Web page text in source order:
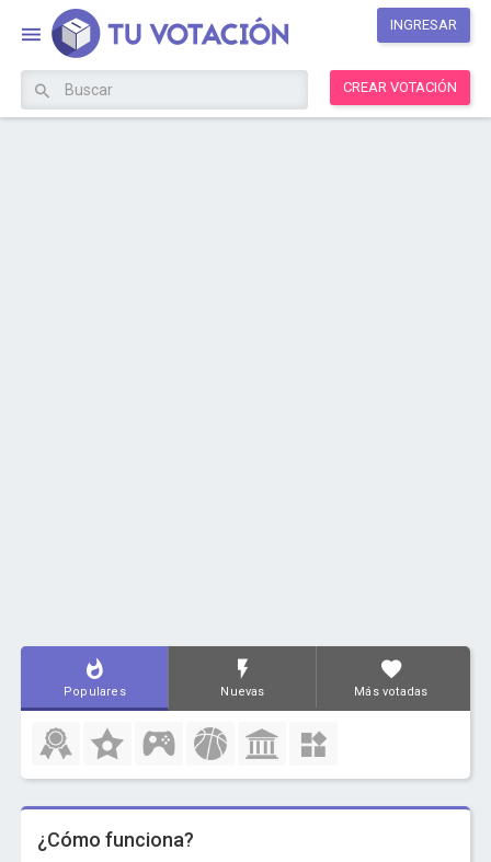
INGRESAR
CREAR VOTACIÓN
Populares Nuevas Más votadas
¿Cómo funciona?